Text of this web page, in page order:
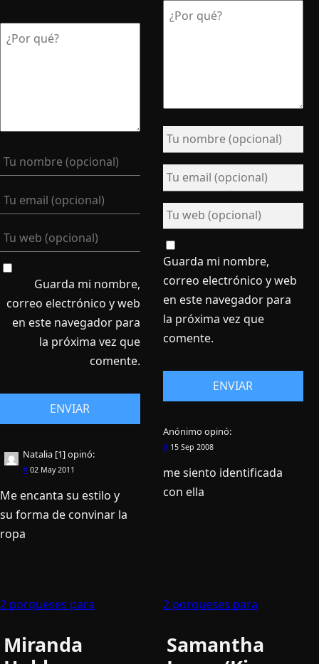
Guarda mi nombre,
correo electrónico y web
en este navegador para
la próxima vez que
comente.
Natalia [1]opinó:
# 02 May 2011
Me encanta su estilo y
su forma de convinar la
ropa
Guarda mi nombre,
correo electrónico y web
en este navegador para
la próxima vez que
comente.
Anónimo opinó:
#15 Sep 2008
me siento identificada
con ella
2 porqueses para
Miranda
2 porqueses para
Samantha